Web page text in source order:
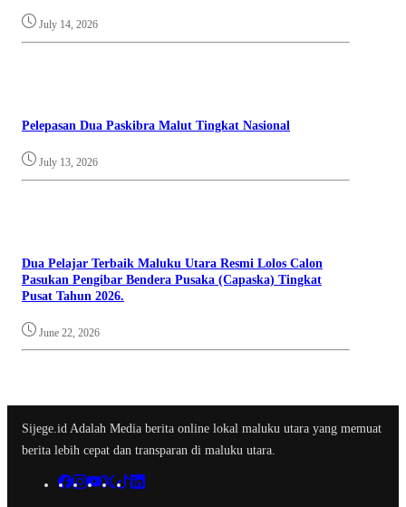
July 14, 2026
Pelepasan Dua Paskibra Malut Tingkat Nasional
July 13, 2026
Dua Pelajar Terbaik Maluku Utara Resmi Lolos Calon
Pasukan Pengibar Bendera Pusaka (Capaska) Tingkat
Pusat Tahun 2026.
June 22, 2026
Sijege.id Adalah Media berita online lokal maluku utara yang memuat
berita lebih cepat dan transparan di maluku utara.